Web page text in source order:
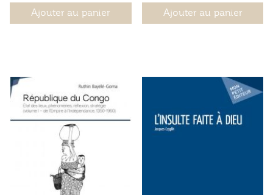
Ajouter au panier Ajouter au panier